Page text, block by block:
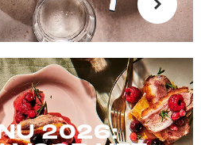
2026: